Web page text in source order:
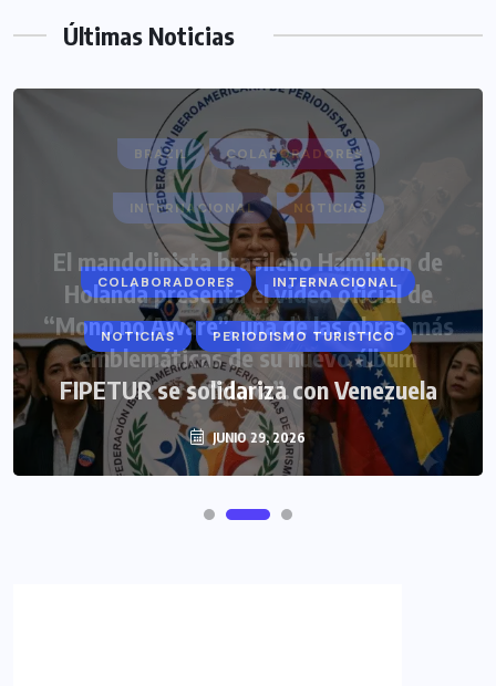
Últimas Noticias
COLABORADORES INTERNACIONAL
NOTICIAS PERIODISMO TURISTICO
FIPETUR se solidariza con Venezuela
JUNIO 29, 2026